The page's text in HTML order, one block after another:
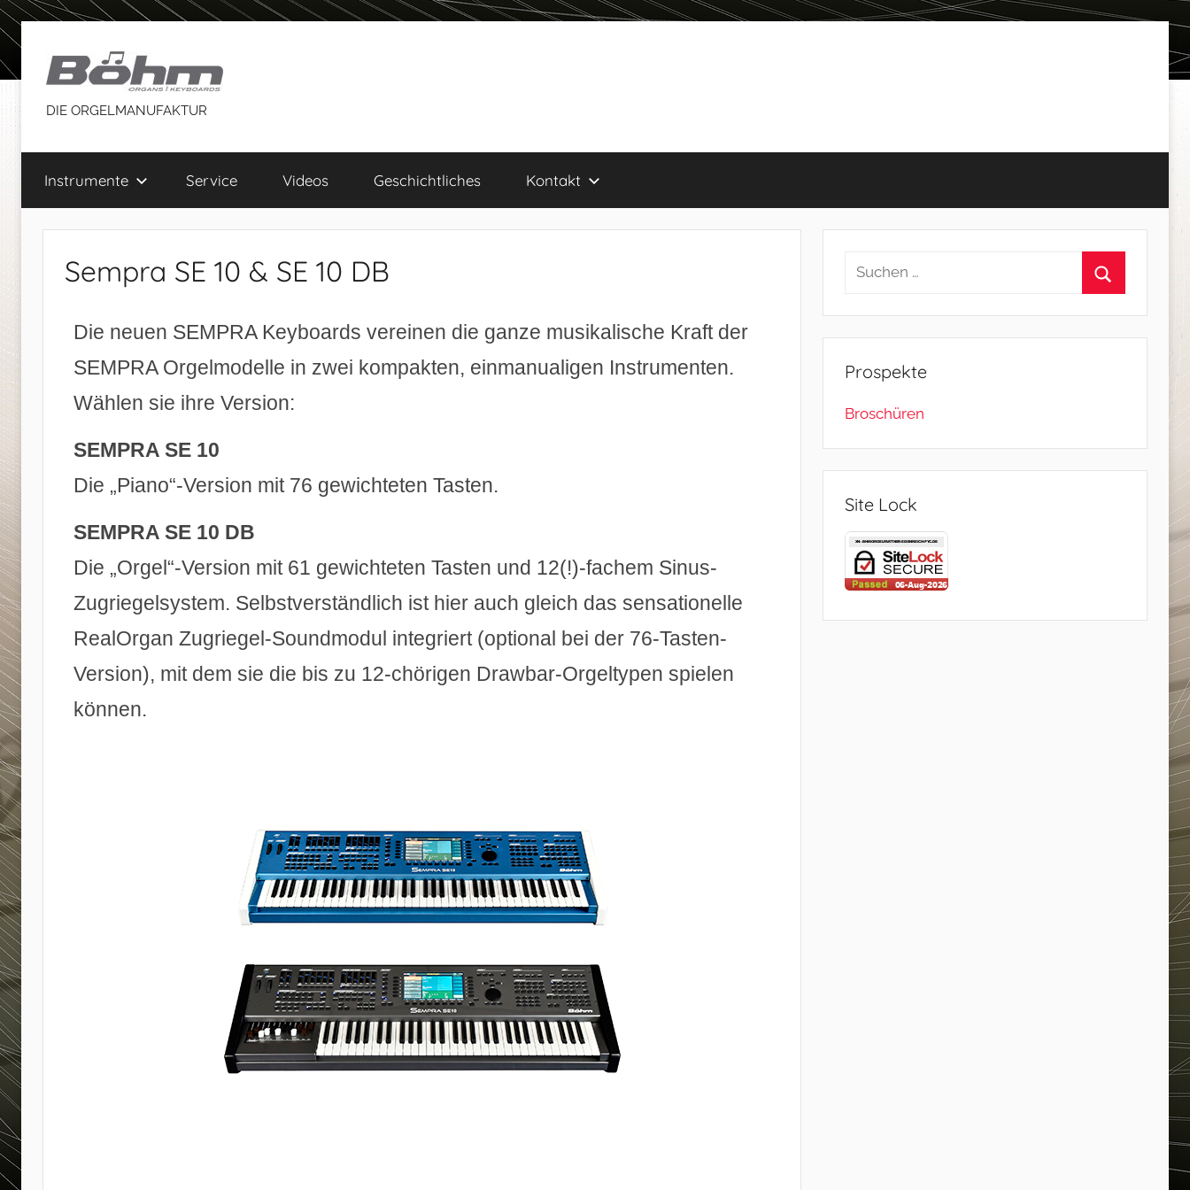
DIE ORGELMANUFAKTUR
Instrumente Service Videos Geschichtliches Kontakt
Sempra SE 10 & SE 10 DB
Die neuen SEMPRA Keyboards vereinen die ganze musikalische Kraft der
SEMPRA Orgelmodelle in zwei kompakten, einmanualigen Instrumenten.
Wählen sie ihre Version:
SEMPRA SE 10
Die „Piano“-Version mit 76 gewichteten Tasten.
SEMPRA SE 10 DB
Die „Orgel“-Version mit 61 gewichteten Tasten und 12(!)-fachem Sinus-
Zugriegelsystem. Selbstverständlich ist hier auch gleich das sensationelle
RealOrgan Zugriegel-Soundmodul integriert (optional bei der 76-Tasten-
Version), mit dem sie die bis zu 12-chörigen Drawbar-Orgeltypen spielen
können.
Prospekte
Broschüren
Site Lock